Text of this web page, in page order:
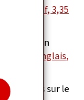
(Pdf, 3,35
population
(Anglais,
Unies sur le